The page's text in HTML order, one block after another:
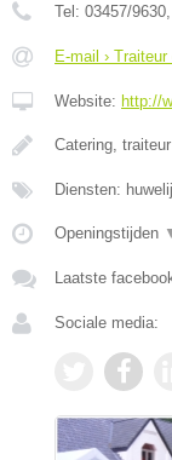
Tel: 03457/9630
E-mail ›
Website: http://
Catering,
Diensten:
Openingstijden
Laatste
Sociale media: